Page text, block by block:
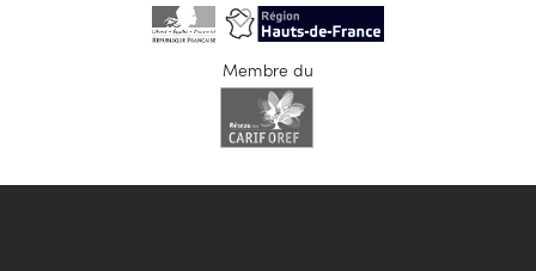
Membre du